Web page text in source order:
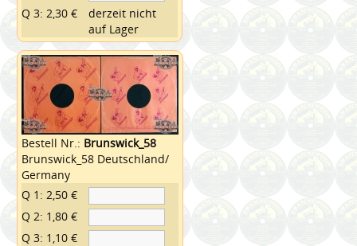
Q 3: 2,30 €
derzeit nicht
auf Lager
Bestell Nr.: Brunswick_58
Brunswick_58 Deutschland/
Germany
Q 1: 2,50 €
Q 2: 1,80 €
Q 3: 1,10 €